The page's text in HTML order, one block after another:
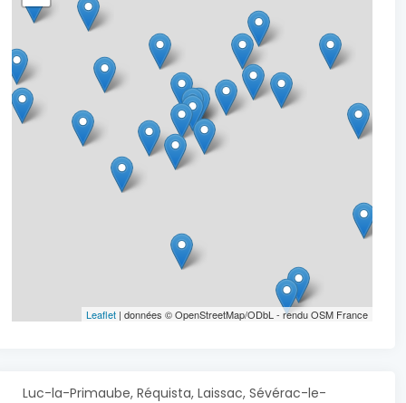
Leaflet | données © OpenStreetMap/ODbL - rendu OSM France
Luc-la-Primaube, Réquista, Laissac, Sévérac-le-